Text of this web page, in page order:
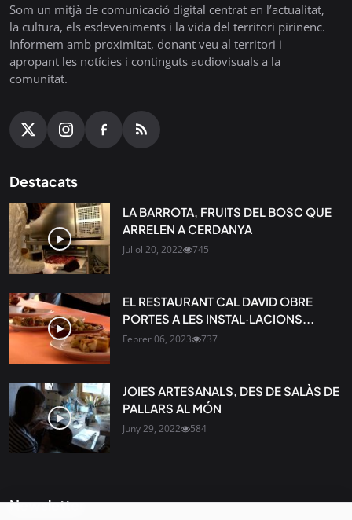
Som un mitjà de comunicació digital centrat en l’actualitat,
la cultura, els esdeveniments i la vida del territori pirinenc.
Informem amb proximitat, donant veu al territori i
apropant les notícies i continguts audiovisuals a la
comunitat.
Destacats
LA BARROTA, FRUITS DEL BOSC QUE
ARRELEN A CERDANYA
Juliol 20, 2022 745
EL RESTAURANT CAL DAVID OBRE
PORTES A LES INSTAL·LACIONS...
Febrer 06, 2023 737
JOIES ARTESANALS, DES DE SALÀS DE
PALLARS AL MÓN
Juny 29, 2022 584
Newsletter